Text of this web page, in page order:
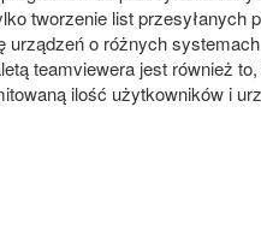
tworzenie list przesyłanych
urządzeń o różnych systemach
teamviewera jest również
ilość użytkowników i